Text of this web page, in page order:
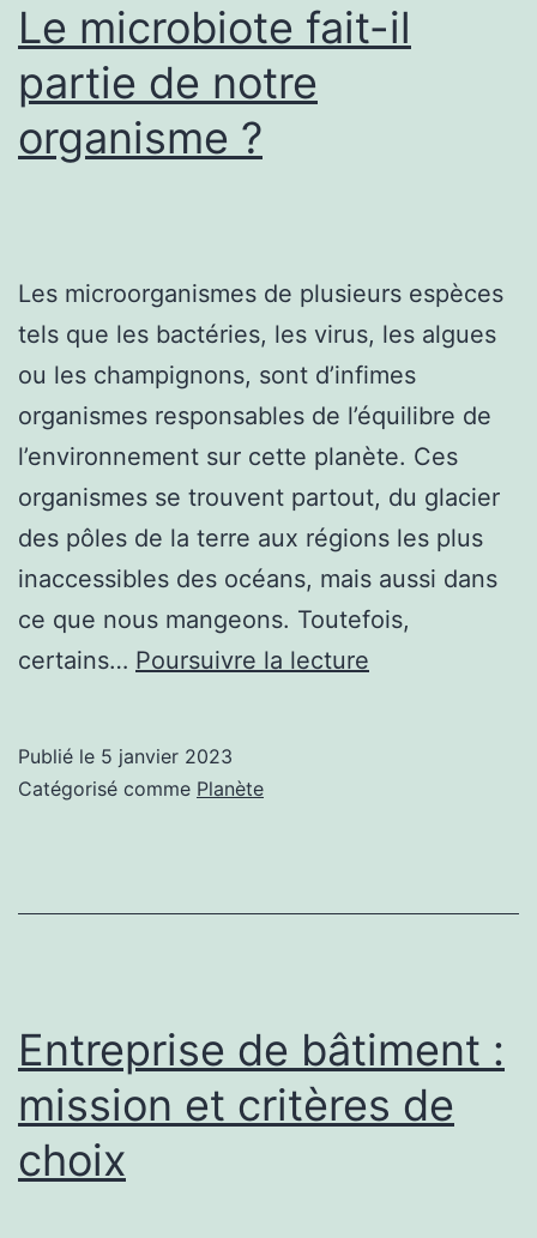
Le microbiote fait-il
partie de notre
organisme ?
Les microorganismes de plusieurs espèces
tels que les bactéries, les virus, les algues
ou les champignons, sont d’infimes
organismes responsables de l’équilibre de
l’environnement sur cette planète. Ces
organismes se trouvent partout, du glacier
des pôles de la terre aux régions les plus
inaccessibles des océans, mais aussi dans
ce que nous mangeons. Toutefois,
certains… Poursuivre la lecture
Publié le 5 janvier 2023
Catégorisé comme Planète
Entreprise de bâtiment :
mission et critères de
choix